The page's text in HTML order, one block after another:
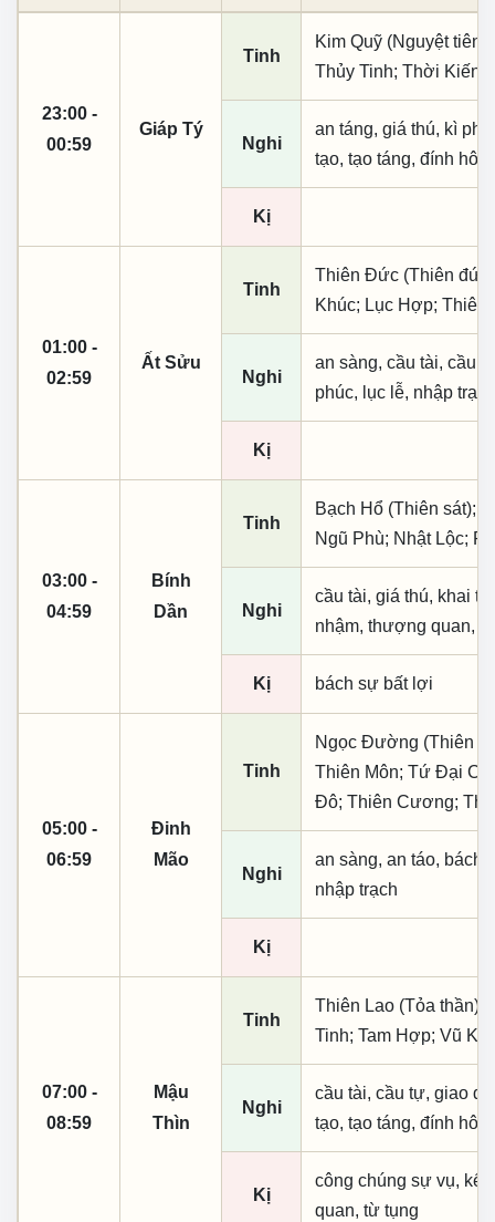
23:00 -
00:59
Giáp Tý
Tinh
Kim Quỹ (Nguyệt
Thủy Tinh; Thời Kiến;
Nghi
an táng, giá thú, kì
tạo, tạo táng, đính hôn
Kị
01:00 -
02:59
Ất Sửu
Tinh
Thiên Đức (Thiên
Khúc; Lục Hợp; Thiên
Nghi
an sàng, cầu tài, cầu
phúc, lục lễ, nhập
Kị
03:00 -
04:59
Bính
Dần
Tinh
Bạch Hổ (Thiên sát);
Ngũ Phù; Nhật Lộc;
Nghi
cầu tài, giá thú, khai
nhậm, thượng quan,
Kị bách sự bất lợi
05:00 -
06:59
Đinh
Mão
Tinh
Ngọc Đường (Thiên
Thiên Môn; Tứ Đại
Đô; Thiên Cương;
Nghi
an sàng, an táo, bách
nhập trạch
Kị
07:00 -
08:59
Mậu
Thìn
Tinh
Thiên Lao (Tỏa thần);
Tinh; Tam Hợp; Vũ
Nghi
cầu tài, cầu tự, giao
tạo, tạo táng, đính hôn
Kị
công chúng sự vụ, kết
quan, từ tụng